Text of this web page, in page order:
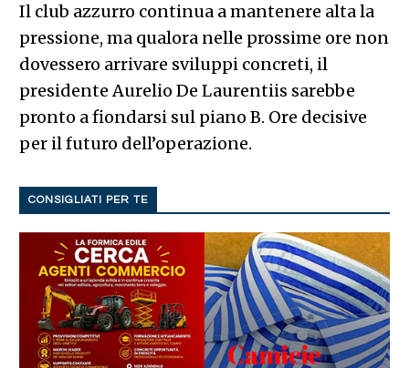
Il club azzurro continua a mantenere alta la
pressione, ma qualora nelle prossime ore non
dovessero arrivare sviluppi concreti, il
presidente Aurelio De Laurentiis sarebbe
pronto a fiondarsi sul piano B. Ore decisive
per il futuro dell’operazione.
CONSIGLIATI PER TE